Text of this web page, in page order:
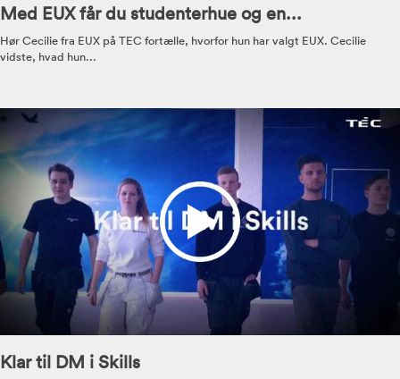
Med EUX får du studenterhue og en...
Hør Cecilie fra EUX på TEC fortælle, hvorfor hun har valgt EUX. Cecilie
vidste, hvad hun...
Klar til DM i Skills